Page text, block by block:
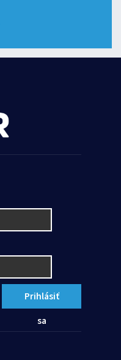
Prihlásiť
sa